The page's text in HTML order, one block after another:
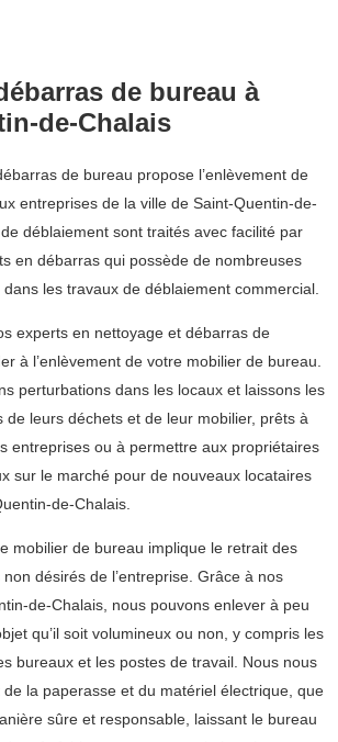
de bureau à
de-Chalais
de bureau propose l’enlèvement de
entreprises de la ville de Saint-Quentin-de-
déblaiement sont traités avec facilité par
en débarras qui possède de nombreuses
dans les travaux de déblaiement commercial.
experts en nettoyage et débarras de
à l’enlèvement de votre mobilier de bureau.
perturbations dans les locaux et laissons les
de leurs déchets et de leur mobilier, prêts à
entreprises ou à permettre aux propriétaires
sur le marché pour de nouveaux locataires
de-Chalais.
mobilier de bureau implique le retrait des
désirés de l’entreprise. Grâce à nos
de-Chalais, nous pouvons enlever à peu
qu’il soit volumineux ou non, y compris les
bureaux et les postes de travail. Nous nous
la paperasse et du matériel électrique, que
sûre et responsable, laissant le bureau